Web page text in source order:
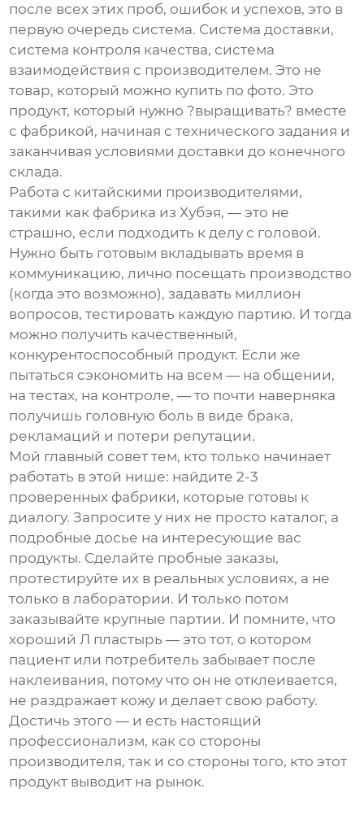
после всех этих проб, ошибок и успехов, это в
первую очередь система. Система доставки,
система контроля качества, система
взаимодействия с производителем. Это не
товар, который можно купить по фото. Это
продукт, который нужно ?выращивать? вместе
с фабрикой, начиная с технического задания и
заканчивая условиями доставки до конечного
склада.
Работа с китайскими производителями,
такими как фабрика из Хубэя, — это не
страшно, если подходить к делу с головой.
Нужно быть готовым вкладывать время в
коммуникацию, лично посещать производство
(когда это возможно), задавать миллион
вопросов, тестировать каждую партию. И тогда
можно получить качественный,
конкурентоспособный продукт. Если же
пытаться сэкономить на всем — на общении,
на тестах, на контроле, — то почти наверняка
получишь головную боль в виде брака,
рекламаций и потери репутации.
Мой главный совет тем, кто только начинает
работать в этой нише: найдите 2-3
проверенных фабрики, которые готовы к
диалогу. Запросите у них не просто каталог, а
подробные досье на интересующие вас
продукты. Сделайте пробные заказы,
протестируйте их в реальных условиях, а не
только в лаборатории. И только потом
заказывайте крупные партии. И помните, что
хорошийЛ пластырь — это тот, о котором
пациент или потребитель забывает после
наклеивания, потому что он не отклеивается,
не раздражает кожу и делает свою работу.
Достичь этого — и есть настоящий
профессионализм, как со стороны
производителя, так и со стороны того, кто этот
продукт выводит на рынок.